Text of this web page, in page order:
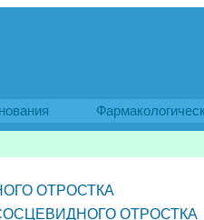
ОТРОСТКА
ОТРОСТКА